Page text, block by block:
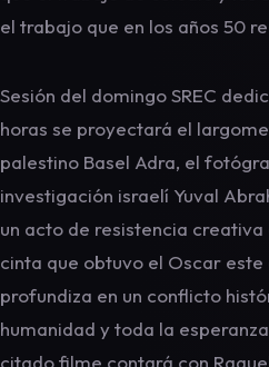
el trabajo que en los años 50
Sesión del domingo SREC
horas se proyectará el
palestino Basel Adra, el
investigación israelí Yuval
un acto de resistencia
cinta que obtuvo el Oscar
profundiza en un conflicto
humanidad y toda la
citado filme contará con